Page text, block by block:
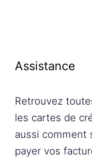
Assistance
Retrouvez
les cartes de
aussi comment
payer vos